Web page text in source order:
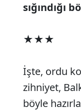
sığındığı
★★★
İşte, ordu
zihniyet,
böyle